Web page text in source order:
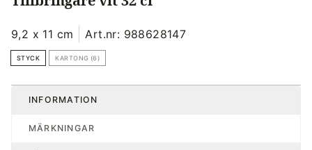
9,2 x 11 cm Art.nr: 988628147
STYCK KARTONG (6)
INFORMATION
MÄRKNINGAR